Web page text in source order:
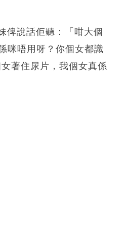
俾說話佢聽：「咁大個
咪唔用呀？你個女都識
著住尿片，我個女真係